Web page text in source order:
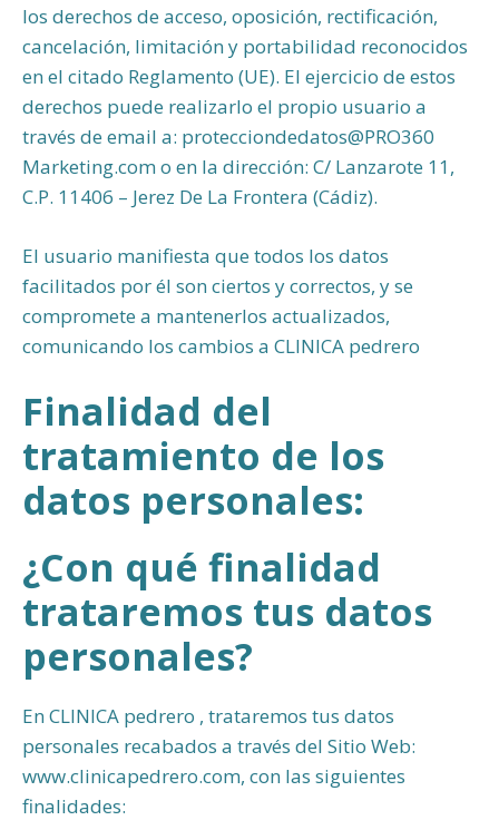
los derechos de acceso, oposición, rectificación,
cancelación, limitación y portabilidad reconocidos
en el citado Reglamento (UE). El ejercicio de estos
derechos puede realizarlo el propio usuario a
través de email a: protecciondedatos@PRO360
Marketing.com o en la dirección: C/ Lanzarote 11,
C.P. 11406 – Jerez De La Frontera (Cádiz).
El usuario manifiesta que todos los datos
facilitados por él son ciertos y correctos, y se
compromete a mantenerlos actualizados,
comunicando los cambios a CLINICA pedrero
Finalidad del
tratamiento de los
datos personales:
¿Con qué finalidad
trataremos tus datos
personales?
En CLINICA pedrero , trataremos tus datos
personales recabados a través del Sitio Web:
www.clinicapedrero.com, con las siguientes
finalidades: